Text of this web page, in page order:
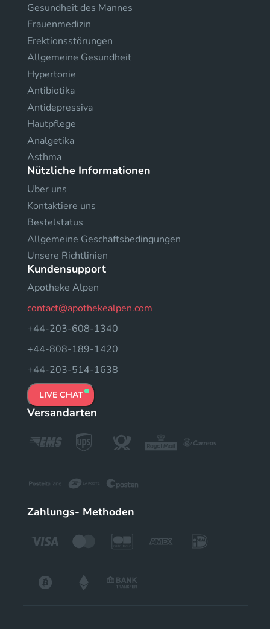
Gesundheit des Mannes
Frauenmedizin
Erektionsstörungen
Allgemeine Gesundheit
Hypertonie
Antibiotika
Antidepressiva
Hautpflege
Analgetika
Asthma
Nützliche Informationen
Uber uns
Kontaktiere uns
Bestelstatus
Allgemeine Geschäftsbedingungen
Unsere Richtlinien
Kundensupport
Apotheke Alpen
contact@apothekealpen.com
+44-203-608-1340
+44-808-189-1420
+44-203-514-1638
LIVE CHAT
Versandarten
Zahlungs- Methoden